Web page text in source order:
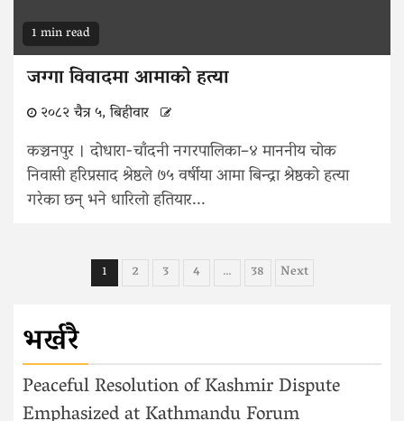
1 min read
जग्गा विवादमा आमाको हत्या
२०८२ चैत्र ५, बिहीवार
कञ्चनपुर । दोधारा-चाँदनी नगरपालिका–४ माननीय चोक
निवासी हरिप्रसाद श्रेष्ठले ७५ वर्षीया आमा बिन्द्रा श्रेष्ठको हत्या
गरेका छन् भने धारिलो हतियार...
Posts
pagination
1 2 3 4 … 38 Next
भर्खरै
Peaceful Resolution of Kashmir Dispute